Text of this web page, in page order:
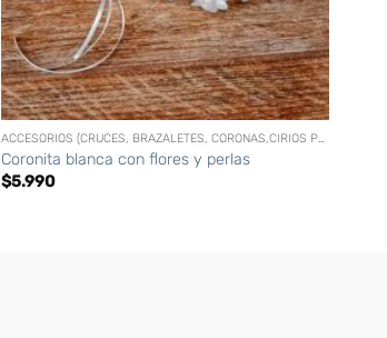
+
ACCESORIOS (CRUCES, BRAZALETES, CORONAS,CIRIOS PERSONALIZADOS, ETC)
Coronita blanca con flores y perlas
$5.990